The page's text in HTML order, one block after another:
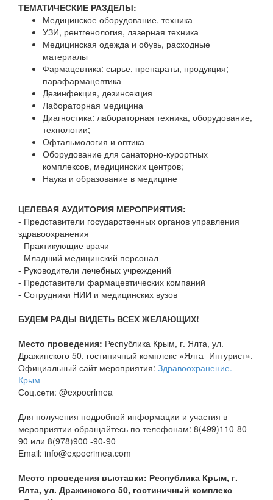
ТЕМАТИЧЕСКИЕ РАЗДЕЛЫ:
Медицинское оборудование, техника
УЗИ, рентгенология, лазерная техника
Медицинская одежда и обувь, расходные
материалы
Фармацевтика: сырье, препараты, продукция;
парафармацевтика
Дезинфекция, дезинсекция
Лабораторная медицина
Диагностика: лабораторная техника, оборудование,
технологии;
Офтальмология и оптика
Оборудование для санаторно-курортных
комплексов, медицинских центров;
Наука и образование в медицине
ЦЕЛЕВАЯ АУДИТОРИЯ МЕРОПРИЯТИЯ:
- Представители государственных органов управления
здравоохранения
- Практикующие врачи
- Младший медицинский персонал
- Руководители лечебных учреждений
- Представители фармацевтических компаний
- Сотрудники НИИ и медицинских вузов
БУДЕМ РАДЫ ВИДЕТЬ ВСЕХ ЖЕЛАЮЩИХ!
Место проведения: Республика Крым, г. Ялта, ул.
Дражинского 50, гостиничный комплекс «Ялта -Интурист».
Официальный сайт мероприятия: Здравоохранение.
Крым
Соц.сети: @expocrimea
Для получения подробной информации и участия в
мероприятии обращайтесь по телефонам: 8(499)110-80-
90 или 8(978)900 -90-90
Email: info@expocrimea.com
Место проведения выставки: Республика Крым, г.
Ялта, ул. Дражинского 50, гостиничный комплекс